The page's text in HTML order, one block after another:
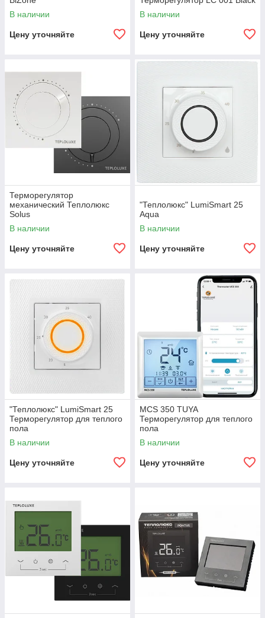
В наличии
Цену уточняйте
В наличии
Цену уточняйте
Терморегулятор
механический Теплолюкс
Solus
В наличии
Цену уточняйте
"Теплолюкс" LumiSmart 25
Aqua
В наличии
Цену уточняйте
"Теплолюкс" LumiSmart 25
Терморегулятор для теплого
пола
В наличии
Цену уточняйте
MCS 350 TUYA
Терморегулятор для теплого
пола
В наличии
Цену уточняйте